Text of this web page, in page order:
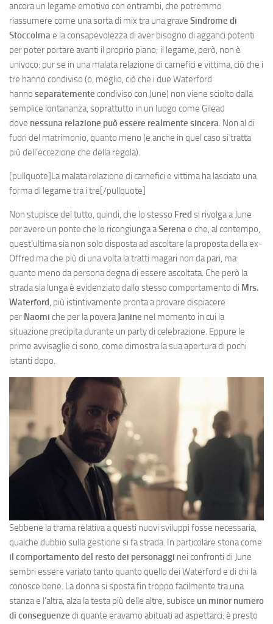
ancora un legame emotivo con entrambi, che potremmo
riassumere come una sorta di mix tra una grave Sindrome di
Stoccolmae la consapevolezza di aver bisogno di agganci potenti
per poter portare avanti il proprio piano; il legame, però, non è
univoco: pur se in una malata relazione di carnefici e vittima, ciò che i
tre hanno condiviso (o, meglio, ciò che i due Waterford
hanno separatemente condiviso con June) non viene sciolto dalla
semplice lontananza, soprattutto in un luogo come Gilead
dove nessuna relazione può essere realmente sincera. Non al di
fuori del matrimonio, quanto meno (e anche in quel caso si tratta
più dell’eccezione che della regola).
[pullquote]La malata relazione di carnefici e vittima ha lasciato una
forma di legame tra i tre[/pullquote]
Non stupisce del tutto, quindi, che lo stesso Fred si rivolga a June
per avere un ponte che lo ricongiunga aSerenae che, al contempo,
quest’ultima sia non solo disposta ad ascoltare la proposta della ex-
Offred ma che più di una volta la tratti magari non da pari, ma
quanto meno da persona degna di essere ascoltata. Che però la
strada sia lunga è evidenziato dallo stesso comportamento di Mrs.
Waterford, più istintivamente pronta a provare dispiacere
per Naomi che per la poveraJanine nel momento in cui la
situazione precipita durante un party di celebrazione. Eppure le
prime avvisaglie ci sono, come dimostra la sua apertura di pochi
istanti dopo.
Sebbene la trama relativa a questi nuovi sviluppi fosse necessaria,
qualche dubbio sulla gestione si fa strada. In particolare stona come
il comportamentodel resto dei personaggi nei confronti di June
sembri essere variato tanto quanto quello dei Waterford e di chi la
conosce bene. La donna si sposta fin troppo facilmente tra una
stanza e l’altra, alza la testa più delle altre, subisce un minor numero
di conseguenze di quante eravamo abituati ad aspettarci: è presto